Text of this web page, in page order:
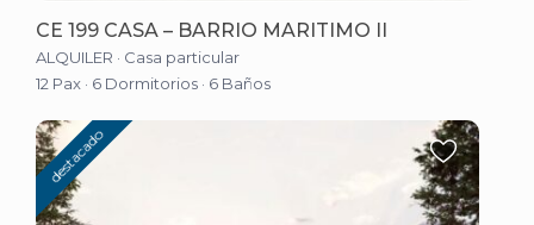
CE 199 CASA – BARRIO MARITIMO II
ALQUILER · Casa particular
12 Pax · 6 Dormitorios · 6 Baños
destacado